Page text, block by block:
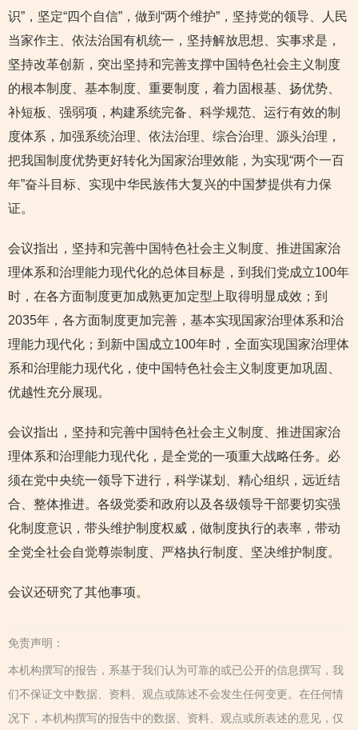
识”，坚定“四个自信”，做到“两个维护”，坚持党的领导、人民
当家作主、依法治国有机统一，坚持解放思想、实事求是，
坚持改革创新，突出坚持和完善支撑中国特色社会主义制度
的根本制度、基本制度、重要制度，着力固根基、扬优势、
补短板、强弱项，构建系统完备、科学规范、运行有效的制
度体系，加强系统治理、依法治理、综合治理、源头治理，
把我国制度优势更好转化为国家治理效能，为实现“两个一百
年”奋斗目标、实现中华民族伟大复兴的中国梦提供有力保
证。
会议指出，坚持和完善中国特色社会主义制度、推进国家治
理体系和治理能力现代化的总体目标是，到我们党成立100年
时，在各方面制度更加成熟更加定型上取得明显成效；到
2035年，各方面制度更加完善，基本实现国家治理体系和治
理能力现代化；到新中国成立100年时，全面实现国家治理体
系和治理能力现代化，使中国特色社会主义制度更加巩固、
优越性充分展现。
会议指出，坚持和完善中国特色社会主义制度、推进国家治
理体系和治理能力现代化，是全党的一项重大战略任务。必
须在党中央统一领导下进行，科学谋划、精心组织，远近结
合、整体推进。各级党委和政府以及各级领导干部要切实强
化制度意识，带头维护制度权威，做制度执行的表率，带动
全党全社会自觉尊崇制度、严格执行制度、坚决维护制度。
会议还研究了其他事项。
免责声明：
本机构撰写的报告，系基于我们认为可靠的或已公开的信息撰写，我
们不保证文中数据、资料、观点或陈述不会发生任何变更。在任何情
况下，本机构撰写的报告中的数据、资料、观点或所表述的意见，仅